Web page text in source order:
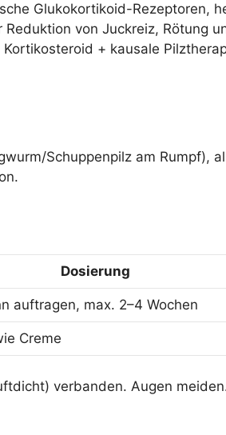
Glukokortikoid-Rezeptoren,
von Juckreiz, Rötung
+ kausale
Schuppenpilz am Rumpf),
Dosierung
auftragen, max. 2–4 Wochen
Creme
verbanden. Augen